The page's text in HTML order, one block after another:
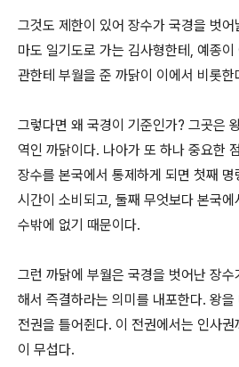
그것도 제한이 있어 장수가 국경을 벗
마도 일기도로 가는 김사형한테, 예종
관한테 부월을 준 까닭이 이에서 비롯한
그렇다면 왜 국경이 기준인가? 그곳은
역인 까닭이다. 나아가 또 하나 중요한
장수를 본국에서 통제하게 되면 첫째
시간이 소비되고, 둘째 무엇보다 본국
수밖에 없기 때문이다.
그런 까닭에 부월은 국경을 벗어난 장
해서 즉결하라는 의미를 내포한다. 왕을
전권을 틀어쥔다. 이 전권에서는 인사
이 무섭다.